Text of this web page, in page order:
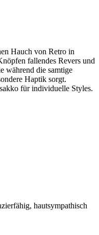
Hauch von Retro in
fallendes Revers und
während die samtige
Haptik sorgt.
für individuelle Styles.
hautsympathisch